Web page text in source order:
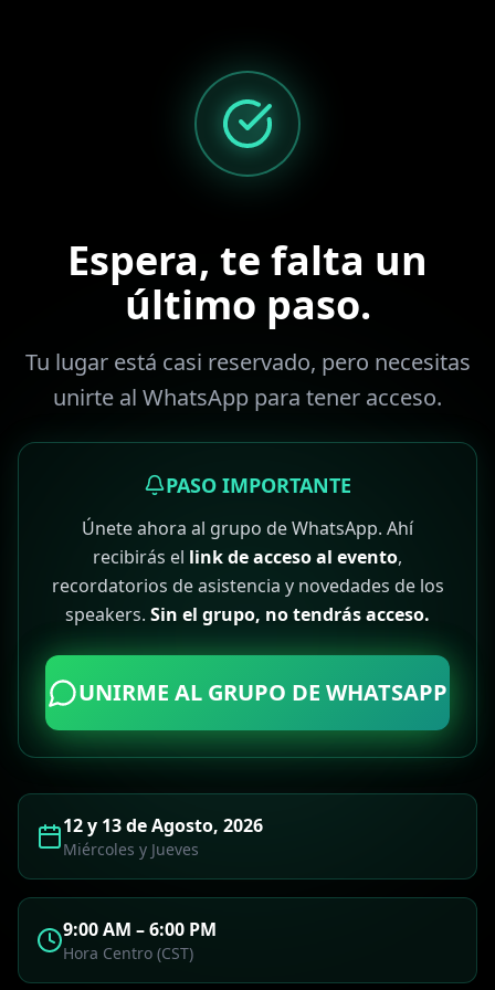
Espera, te falta un
último paso.
Tu lugar está casi reservado, pero necesitas
unirte al WhatsApp para tener acceso.
PASO IMPORTANTE
Únete ahora al grupo de WhatsApp. Ahí
recibirás el link de acceso al evento,
recordatorios de asistencia y novedades de los
speakers. Sin el grupo, no tendrás acceso.
UNIRME AL GRUPO DE WHATSAPP
12 y 13 de Agosto, 2026
Miércoles y Jueves
9:00 AM – 6:00 PM
Hora Centro (CST)